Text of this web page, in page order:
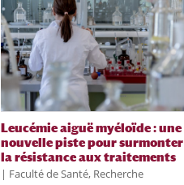
Leucémie aiguë myéloïde : une
nouvelle piste pour surmonter
la résistance aux traitements
Faculté de Santé, Recherche